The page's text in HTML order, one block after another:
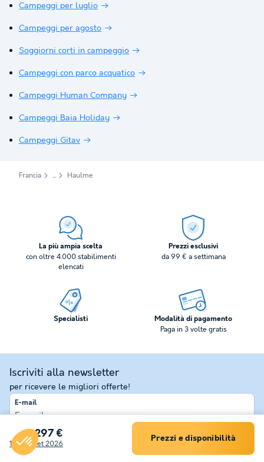
297 €
17 - 24 set 2026
Prezzi e disponibilità
Campeggi per luglio
Campeggi per agosto
Soggiorni corti in campeggio
Campeggi con parco acquatico
Campeggi Human Company
Campeggi Baia Holiday
Campeggi Gitav
Francia Haulme
La più ampia scelta
con oltre 4.000 stabilimenti
elencati
Prezzi esclusivi
da 99 € a settimana
Specialisti Modalità di pagamento
Paga in 3 volte gratis
Iscriviti alla newsletter
per ricevere le migliori offerte!
E-mail